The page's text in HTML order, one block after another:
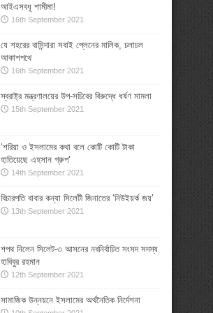
আইএসবধূ শামীমা!
16th September 2021
যে শহরের বাসিন্দারা সবাই প্লেনের মালিক, চলাচল
আকাশপথে
16th September 2021
স্বরাষ্ট্র মন্ত্রণালয়ের উপ-সচিবের বিরুদ্ধে ধর্ষণ মামলা
15th September 2021
‘শরিয়া ও ইসলামের কথা বলে কোটি কোটি টাকা
হাতিয়েছে এহসান গ্রুপ’
14th September 2021
বিচারপতি বাবার কন্যা সিলেটী জিনাতের ‘নিউইয়র্ক জয়’
13th September 2021
শপথ নিলেন সিলেট-৩ আসনের নবনির্বাচিত সংসদ সদস্য
হাবিবুর রহমান
12th September 2021
সামাজিক উন্নয়নে ইসলামের অর্থনৈতিক নির্দেশনা